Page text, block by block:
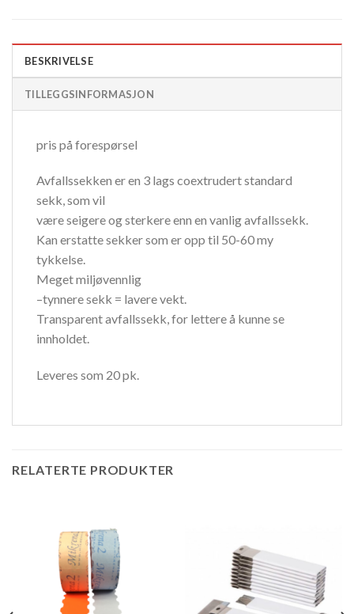
BESKRIVELSE
TILLEGGSINFORMASJON
pris på forespørsel
Avfallssekken er en 3 lags coextrudert standard
sekk, som vil
være seigere og sterkere enn en vanlig avfallssekk.
Kan erstatte sekker som er opp til 50-60 my
tykkelse.
Meget miljøvennlig
–tynnere sekk = lavere vekt.
Transparent avfallssekk, for lettere å kunne se
innholdet.
Leveres som 20 pk.
RELATERTE PRODUKTER